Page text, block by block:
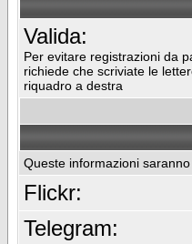
Valida:
Per evitare registrazioni da
richiede che scriviate le
riquadro a destra
Queste informazioni
Flickr:
Telegram: